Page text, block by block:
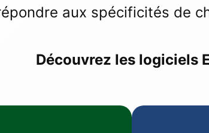
aux spécificités de
Découvrez les logiciels